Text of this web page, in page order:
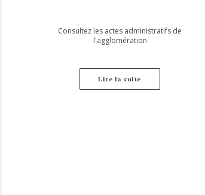
Consultez les actes administratifs de
l'agglomération
Lire la suite